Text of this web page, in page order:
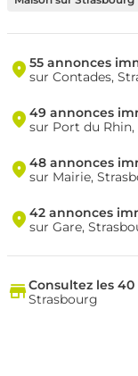
55 annonces
sur Contades,
49 annonces
sur Port du
48 annonces
sur Mairie,
42 annonces
sur Gare,
Consultez les
Strasbourg